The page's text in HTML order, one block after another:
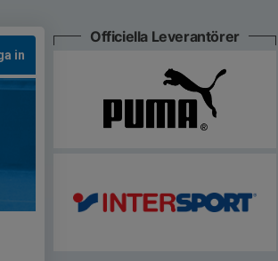
in
Officiella Leverantörer